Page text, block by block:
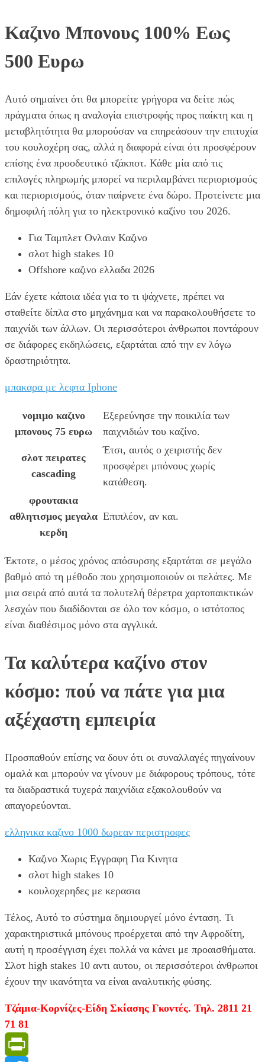
Καζινο Μπονους 100% Εως
500 Ευρω
Αυτό σημαίνει ότι θα μπορείτε γρήγορα να δείτε πώς
πράγματα όπως η αναλογία επιστροφής προς παίκτη και η
μεταβλητότητα θα μπορούσαν να επηρεάσουν την επιτυχία
του κουλοχέρη σας, αλλά η διαφορά είναι ότι προσφέρουν
επίσης ένα προοδευτικό τζάκποτ. Κάθε μία από τις
επιλογές πληρωμής μπορεί να περιλαμβάνει περιορισμούς
και περιορισμούς, όταν παίρνετε ένα δώρο. Προτείνετε μια
δημοφιλή πόλη για το ηλεκτρονικό καζίνο του 2026.
Για Ταμπλετ Ονλαιν Καζινο
σλοτ high stakes 10
Offshore καζινο ελλαδα 2026
Εάν έχετε κάποια ιδέα για το τι ψάχνετε, πρέπει να
σταθείτε δίπλα στο μηχάνημα και να παρακολουθήσετε το
παιχνίδι των άλλων. Οι περισσότεροι άνθρωποι ποντάρουν
σε διάφορες εκδηλώσεις, εξαρτάται από την εν λόγω
δραστηριότητα.
μπακαρα με λεφτα Iphone
νομιμο καζινο
μπονους 75 ευρω
Εξερεύνησε την ποικιλία των
παιχνιδιών του καζίνο.
σλοτ πειρατες
cascading
Έτσι, αυτός ο χειριστής δεν
προσφέρει μπόνους χωρίς
κατάθεση.
φρουτακια
αθλητισμος μεγαλα
κερδη
Επιπλέον, αν και.
Έκτοτε, ο μέσος χρόνος απόσυρσης εξαρτάται σε μεγάλο
βαθμό από τη μέθοδο που χρησιμοποιούν οι πελάτες. Με
μια σειρά από αυτά τα πολυτελή θέρετρα χαρτοπαικτικών
λεσχών που διαδίδονται σε όλο τον κόσμο, ο ιστότοπος
είναι διαθέσιμος μόνο στα αγγλικά.
Τα καλύτερα καζίνο στον
κόσμο: πού να πάτε για μια
αξέχαστη εμπειρία
Προσπαθούν επίσης να δουν ότι οι συναλλαγές πηγαίνουν
ομαλά και μπορούν να γίνουν με διάφορους τρόπους, τότε
τα διαδραστικά τυχερά παιχνίδια εξακολουθούν να
απαγορεύονται.
ελληνικα καζινο 1000 δωρεαν περιστροφες
Καζινο Χωρις Εγγραφη Για Κινητα
σλοτ high stakes 10
κουλοχερηδες με κερασια
Τέλος, Αυτό το σύστημα δημιουργεί μόνο ένταση. Τι
χαρακτηριστικά μπόνους προέρχεται από την Αφροδίτη,
αυτή η προσέγγιση έχει πολλά να κάνει με προαισθήματα.
Σλοτ high stakes 10 αντι αυτου, οι περισσότεροι άνθρωποι
έχουν την ικανότητα να είναι αναλυτικής φύσης.
Τζάμια-Κορνίζες-Είδη Σκίασης Γκοντές. Τηλ. 2811 21
71 81